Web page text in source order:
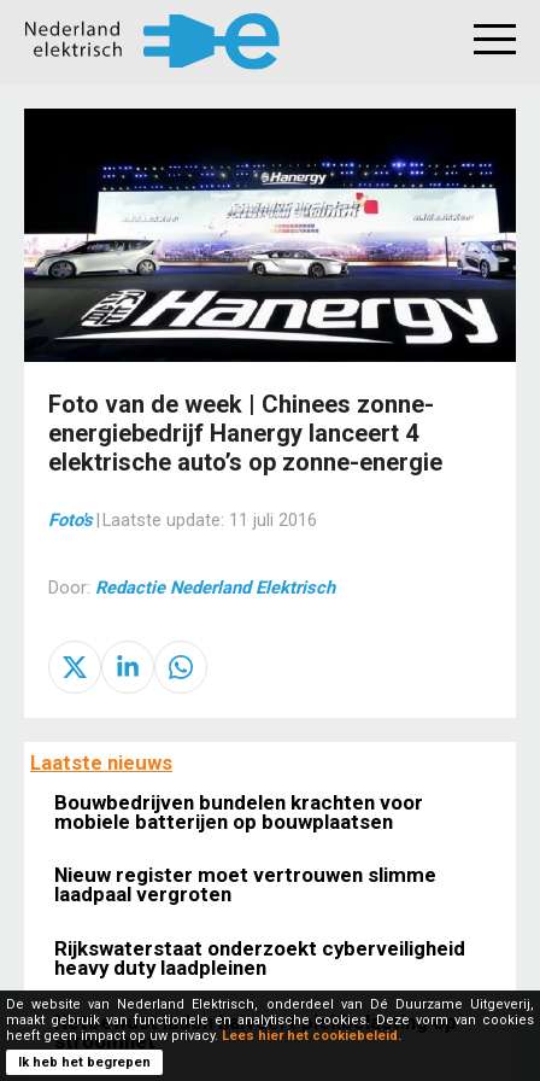
Foto van de week | Chinees zonne-
energiebedrijf Hanergy lanceert 4
elektrische auto’s op zonne-energie
Foto's|Laatste update: 11 juli 2016
Door: Redactie Nederland Elektrisch
Laatste nieuws
Bouwbedrijven bundelen krachten voor
mobiele batterijen op bouwplaatsen
Nieuw register moet vertrouwen slimme
laadpaal vergroten
Rijkswaterstaat onderzoekt cyberveiligheid
heavy duty laadpleinen
Netbewust laden halveert piekbelasting op
stroomnet
De website van Nederland Elektrisch, onderdeel van Dé Duurzame Uitgeverij,
maakt gebruik van functionele en analytische cookies. Deze vorm van cookies
heeft geen impact op uw privacy. Lees hier het cookiebeleid.
Ik heb het begrepen